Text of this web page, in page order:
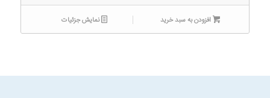
375,120تومان
89,000تومان.
افزودن به سبد خرید نمایش جزئیات